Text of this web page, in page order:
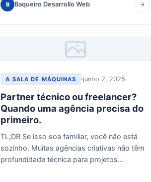
B Baqueiro Desarrollo Web
A SALA DE MÁQUINAS junho 2, 2025
Partner técnico ou freelancer?
Quando uma agência precisa do
primeiro.
TL;DR Se isso soa familiar, você não está
sozinho. Muitas agências criativas não têm
profundidade técnica para projetos...